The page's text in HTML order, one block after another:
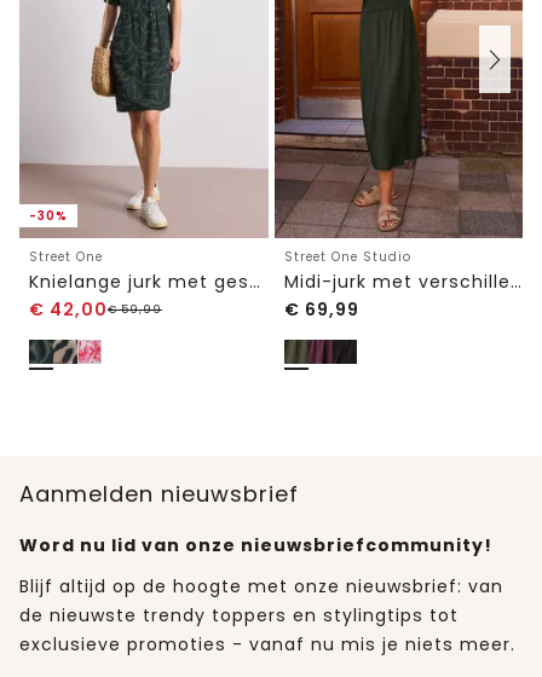
-30%
Street One
Knielange jurk met gespleten hals en print
€ 42,00€59,99
Street One Studio
Midi-jurk met verschillende texturen en ronde hals
€ 69,99
Aanmelden nieuwsbrief
Word nu lid van onze nieuwsbriefcommunity!
Blijf altijd op de hoogte met onze nieuwsbrief: van
de nieuwste trendy toppers en stylingtips tot
exclusieve promoties - vanaf nu mis je niets meer.